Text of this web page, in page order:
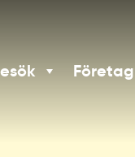
Företag